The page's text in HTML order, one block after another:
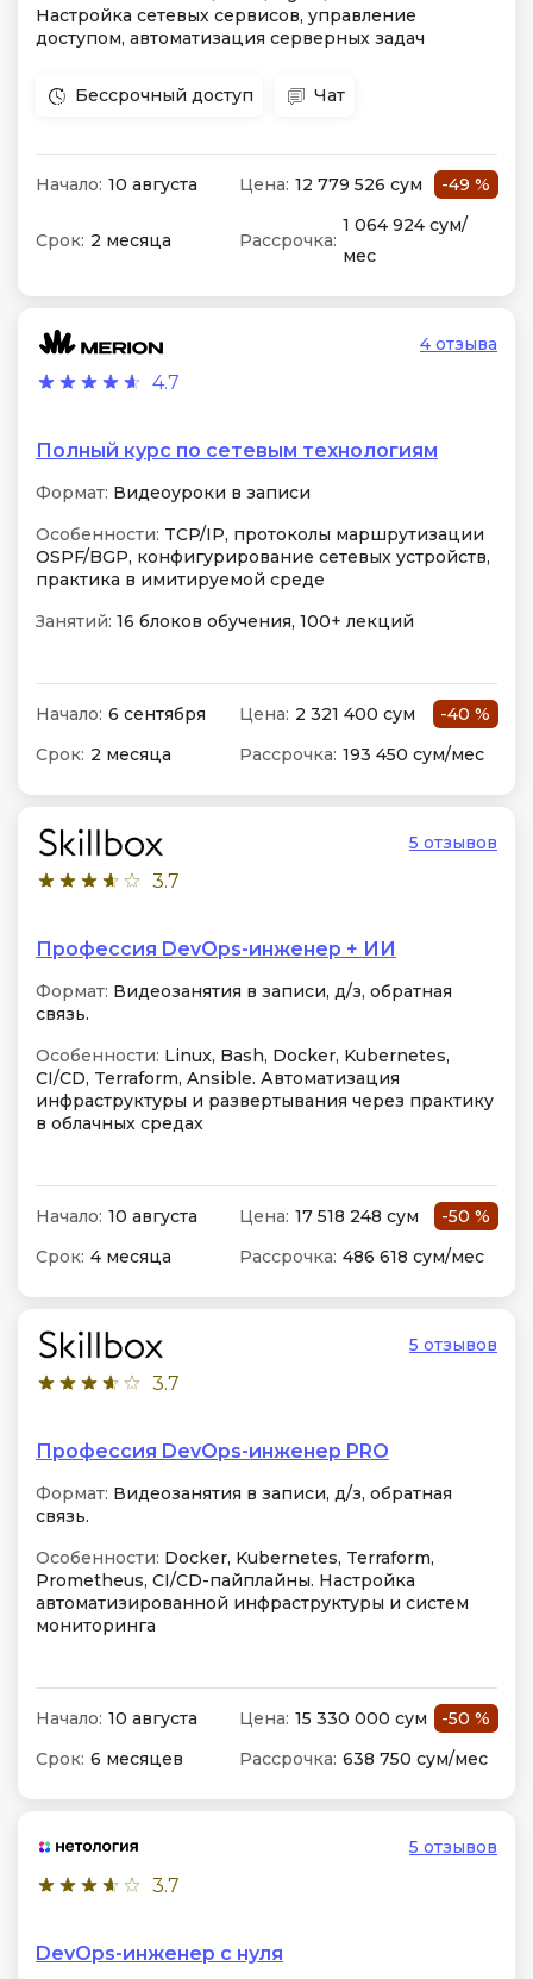
Настройка сетевых сервисов, управление
доступом, автоматизация серверных задач
Бессрочный доступ Чат
Начало: 10 августа Цена: 12 779 526 сум -49 %
Срок: 2 месяца Рассрочка:
1 064 924 сум/
мес
4.7
4 отзыва
Полный курс по сетевым технологиям
Формат: Видеоуроки в записи
Особенности: TCP/IP, протоколы маршрутизации
OSPF/BGP, конфигурирование сетевых устройств,
практика в имитируемой среде
Занятий: 16 блоков обучения, 100+ лекций
Начало: 6 сентября Цена: 2 321 400 сум
-40 %
Срок: 2 месяца Рассрочка: 193 450 сум/мес
3.7
5 отзывов
Профессия DevOps-инженер + ИИ
Формат: Видеозанятия в записи, д/з, обратная
связь.
Особенности: Linux, Bash, Docker, Kubernetes,
CI/CD, Terraform, Ansible. Автоматизация
инфраструктуры и развертывания через практику
в облачных средах
Начало: 10 августа Цена: 17 518 248 сум
-50 %
Срок: 4 месяца Рассрочка: 486 618 сум/мес
3.7
5 отзывов
Профессия DevOps-инженер PRO
Формат: Видеозанятия в записи, д/з, обратная
связь.
Особенности: Docker, Kubernetes, Terraform,
Prometheus, CI/CD-пайплайны. Настройка
автоматизированной инфраструктуры и систем
мониторинга
Начало: 10 августа Цена: 15 330 000 сум
-50 %
Срок: 6 месяцев Рассрочка: 638 750 сум/мес
3.7
5 отзывов
DevOps-инженер с нуля